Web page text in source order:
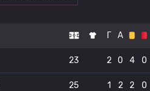
Г А
23 2 0 4 0
25 1 2 2 0